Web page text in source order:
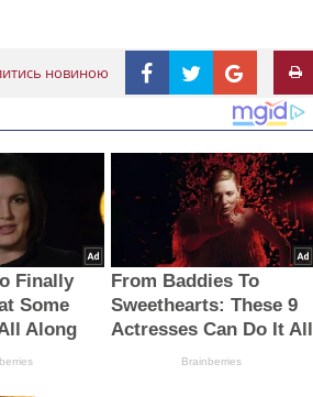
новиною
Finally
Some
Along
From Baddies To
Sweethearts: These 9
Actresses Can Do It All
Brainberries